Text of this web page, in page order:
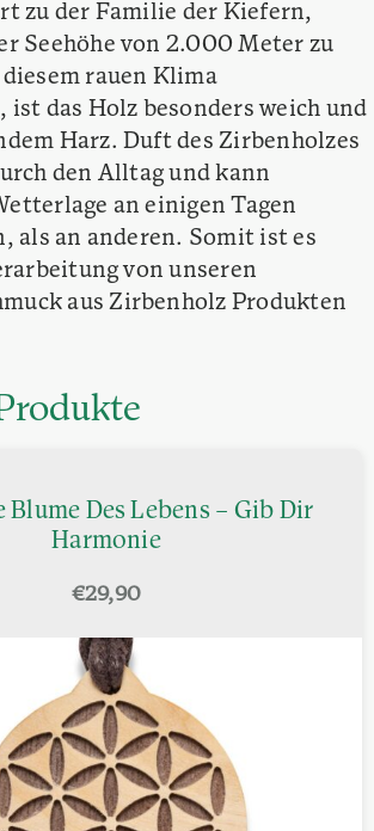
zu der Familie der Kiefern,
Seehöhe von 2.000 Meter zu
rauen Klima
ist das Holz besonders weich und
Harz. Duft des Zirbenholzes
den Alltag und kann
an einigen Tagen
als an anderen. Somit ist es
von unseren
aus Zirbenholz Produkten
Blume Des Lebens – Gib Dir
Harmonie
€29,90